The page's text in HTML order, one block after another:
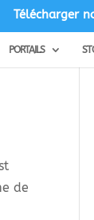
Télécharger
PORTAILS
de